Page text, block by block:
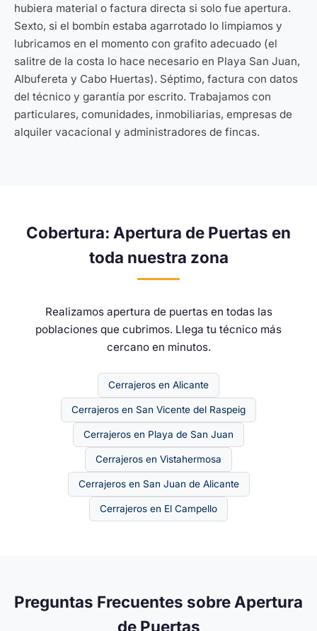
hubiera material o factura directa si solo fue apertura.
Sexto, si el bombín estaba agarrotado lo limpiamos y
lubricamos en el momento con grafito adecuado (el
salitre de la costa lo hace necesario en Playa San Juan,
Albufereta y Cabo Huertas). Séptimo, factura con datos
del técnico y garantía por escrito. Trabajamos con
particulares, comunidades, inmobiliarias, empresas de
alquiler vacacional y administradores de fincas.
Cobertura: Apertura de Puertas en
toda nuestra zona
Realizamos apertura de puertas en todas las
poblaciones que cubrimos. Llega tu técnico más
cercano en minutos.
Cerrajeros en Alicante
Cerrajeros en San Vicente del Raspeig
Cerrajeros en Playa de San Juan
Cerrajeros en Vistahermosa
Cerrajeros en San Juan de Alicante
Cerrajeros en El Campello
Preguntas Frecuentes sobre Apertura
de Puertas